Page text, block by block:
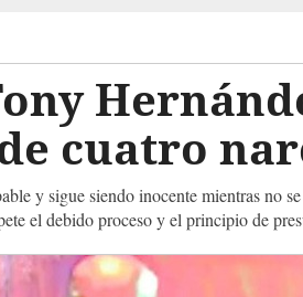
cuatro
y sigue siendo inocente mientras no
el debido proceso y el principio de